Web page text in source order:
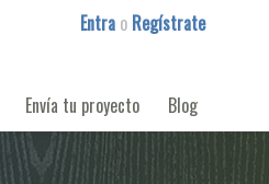
Entra o Regístrate
Envía tu proyecto Blog